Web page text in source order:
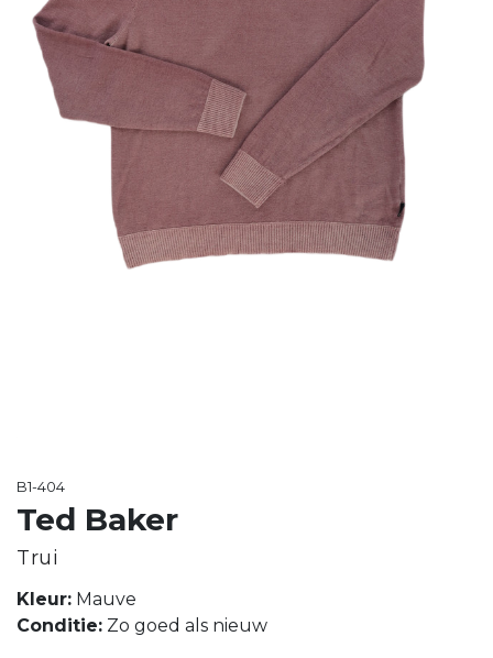
B1-404
Ted Baker
Trui
Kleur: Mauve
Conditie: Zo goed als nieuw